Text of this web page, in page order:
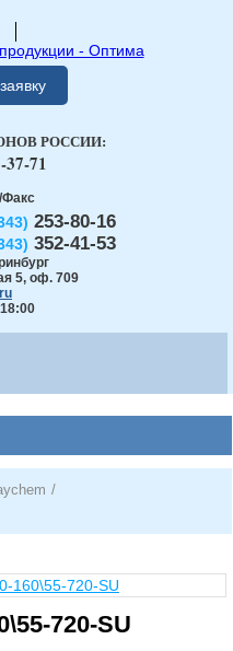
253-80-16
352-41-53
5, оф. 709
РОССИИ:
37-71
/
720-SU